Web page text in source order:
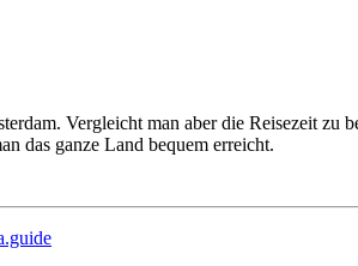
Vergleicht man aber die Reisezeit zu
das ganze Land bequem erreicht.